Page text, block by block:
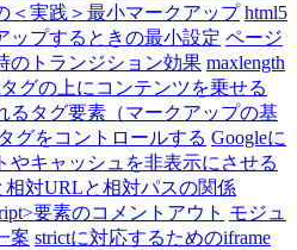
＜実践＞最小マークアップ html5
ップするときの最小設定 ページ
のトランジション効果 maxlength
タグの上にコンテンツを乗せる
るタグ要素（マークアップの基
グをコントロールする Googleに
やキャッシュを非表示にさせる
相対URLと相対パスの関係
要素のコメントアウト モジュ
案 strictに対応するためのiframe